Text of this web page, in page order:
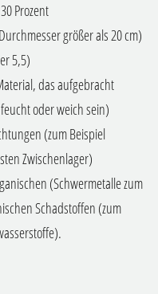
Prozent
größer als 20 cm)
5,5)
das aufgebracht
oder weich sein)
(zum Beispiel
Zwischenlager)
(Schwermetalle zum
Schadstoffen (zum